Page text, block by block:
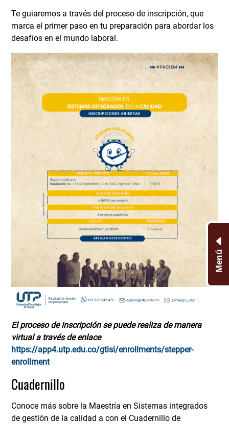
Te guiaremos a través del proceso de inscripción, que
marca el primer paso en tu preparación para abordar los
desafíos en el mundo laboral.
El proceso de inscripción se puede realiza de manera
virtual a través de enlace
https://app4.utp.edu.co/gtisi/enrollments/stepper-
enrollment
Cuadernillo
Conoce más sobre la Maestría en Sistemas integrados
de gestión de la calidad a con el Cuadernillo de
Menú